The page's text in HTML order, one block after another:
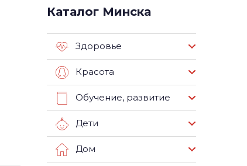
Каталог Минска
Здоровье
Красота
Обучение, развитие
Дети
Дом